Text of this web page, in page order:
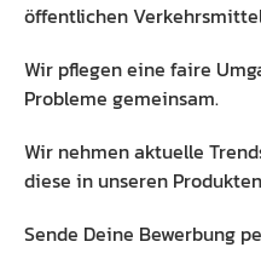
öffentlichen
Wir pflegen eine faire
Probleme gemeinsam.
Wir nehmen aktuelle
diese in unseren
Sende Deine Bewerbung